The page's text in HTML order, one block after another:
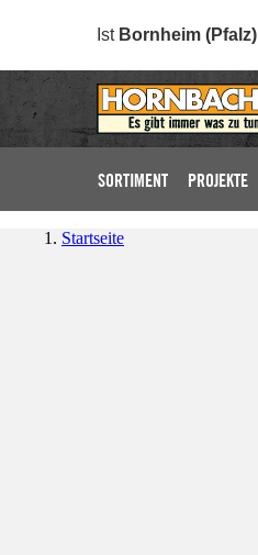
Ist Bornheim (Pfalz)
SORTIMENT PROJEKTE
Startseite